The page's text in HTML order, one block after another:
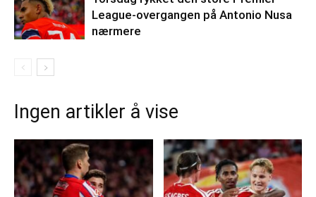
League-overgangen på Antonio Nusa
nærmere
Ingen artikler å vise